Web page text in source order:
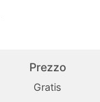
Prezzo
Gratis